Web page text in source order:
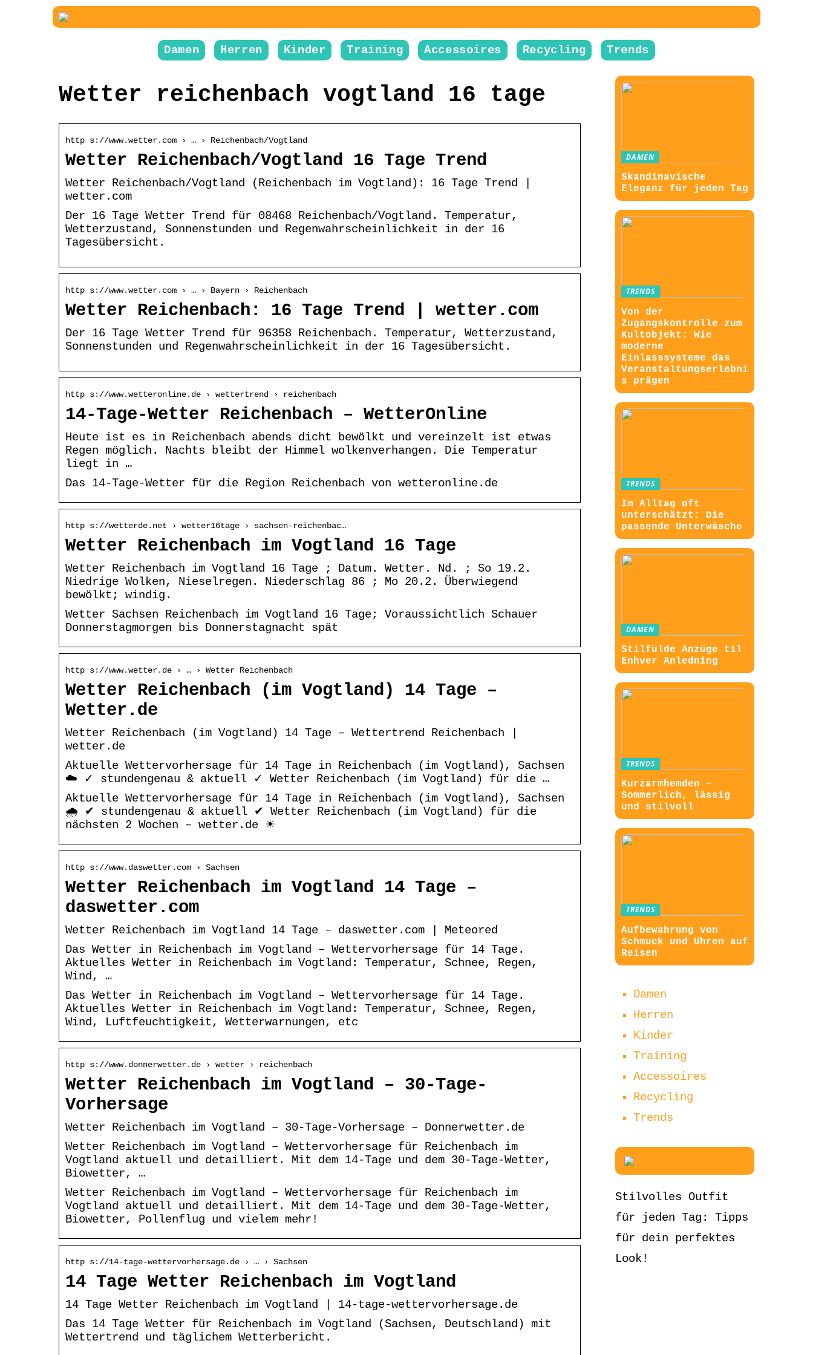
Damen Herren Kinder Training Accessoires Recycling Trends
Wetter reichenbach vogtland 16 tage
http s://www.wetter.com › … › Reichenbach/Vogtland
Wetter Reichenbach/Vogtland 16 Tage Trend
Wetter Reichenbach/Vogtland (Reichenbach im Vogtland): 16 Tage Trend |
wetter.com
Der 16 Tage Wetter Trend für 08468 Reichenbach/Vogtland. Temperatur,
Wetterzustand, Sonnenstunden und Regenwahrscheinlichkeit in der 16
Tagesübersicht.
http s://www.wetter.com › … › Bayern › Reichenbach
Wetter Reichenbach: 16 Tage Trend | wetter.com
Der 16 Tage Wetter Trend für 96358 Reichenbach. Temperatur, Wetterzustand,
Sonnenstunden und Regenwahrscheinlichkeit in der 16 Tagesübersicht.
http s://www.wetteronline.de › wettertrend › reichenbach
14-Tage-Wetter Reichenbach – WetterOnline
Heute ist es in Reichenbach abends dicht bewölkt und vereinzelt ist etwas
Regen möglich. Nachts bleibt der Himmel wolkenverhangen. Die Temperatur
liegt in …
Das 14-Tage-Wetter für die Region Reichenbach von wetteronline.de
http s://wetterde.net › wetter16tage › sachsen-reichenbac…
Wetter Reichenbach im Vogtland 16 Tage
Wetter Reichenbach im Vogtland 16 Tage ; Datum. Wetter. Nd. ; So 19.2.
Niedrige Wolken, Nieselregen. Niederschlag 86 ; Mo 20.2. Überwiegend
bewölkt; windig.
Wetter Sachsen Reichenbach im Vogtland 16 Tage; Voraussichtlich Schauer
Donnerstagmorgen bis Donnerstagnacht spät
http s://www.wetter.de › … › Wetter Reichenbach
Wetter Reichenbach (im Vogtland) 14 Tage –
Wetter.de
Wetter Reichenbach (im Vogtland) 14 Tage – Wettertrend Reichenbach |
wetter.de
Aktuelle Wettervorhersage für 14 Tage in Reichenbach (im Vogtland), Sachsen
☁️ ✓ stundengenau & aktuell ✓ Wetter Reichenbach (im Vogtland) für die …
Aktuelle Wettervorhersage für 14 Tage in Reichenbach (im Vogtland), Sachsen
🌧️ ✔ stundengenau & aktuell ✔ Wetter Reichenbach (im Vogtland) für die
nächsten 2 Wochen – wetter.de ☀
http s://www.daswetter.com › Sachsen
Wetter Reichenbach im Vogtland 14 Tage –
daswetter.com
Wetter Reichenbach im Vogtland 14 Tage – daswetter.com | Meteored
Das Wetter in Reichenbach im Vogtland – Wettervorhersage für 14 Tage.
Aktuelles Wetter in Reichenbach im Vogtland: Temperatur, Schnee, Regen,
Wind, …
Das Wetter in Reichenbach im Vogtland – Wettervorhersage für 14 Tage.
Aktuelles Wetter in Reichenbach im Vogtland: Temperatur, Schnee, Regen,
Wind, Luftfeuchtigkeit, Wetterwarnungen, etc
http s://www.donnerwetter.de › wetter › reichenbach
Wetter Reichenbach im Vogtland – 30-Tage-
Vorhersage
Wetter Reichenbach im Vogtland – 30-Tage-Vorhersage – Donnerwetter.de
Wetter Reichenbach im Vogtland – Wettervorhersage für Reichenbach im
Vogtland aktuell und detailliert. Mit dem 14-Tage und dem 30-Tage-Wetter,
Biowetter, …
Wetter Reichenbach im Vogtland – Wettervorhersage für Reichenbach im
Vogtland aktuell und detailliert. Mit dem 14-Tage und dem 30-Tage-Wetter,
Biowetter, Pollenflug und vielem mehr!
http s://14-tage-wettervorhersage.de › … › Sachsen
14 Tage Wetter Reichenbach im Vogtland
14 Tage Wetter Reichenbach im Vogtland | 14-tage-wettervorhersage.de
Das 14 Tage Wetter für Reichenbach im Vogtland (Sachsen, Deutschland) mit
Wettertrend und täglichem Wetterbericht.
DAMEN
Skandinavische
Eleganz für jeden Tag
TRENDS
Von der
Zugangskontrolle zum
Kultobjekt: Wie
moderne
Einlasssysteme das
Veranstaltungserlebni
s prägen
TRENDS
Im Alltag oft
unterschätzt: Die
passende Unterwäsche
DAMEN
Stilfulde Anzüge til
Enhver Anledning
TRENDS
Kurzarmhemden –
Sommerlich, lässig
und stilvoll
TRENDS
Aufbewahrung von
Schmuck und Uhren auf
Reisen
Damen
Herren
Kinder
Training
Accessoires
Recycling
Trends
Stilvolles Outfit
für jeden Tag: Tipps
für dein perfektes
Look!